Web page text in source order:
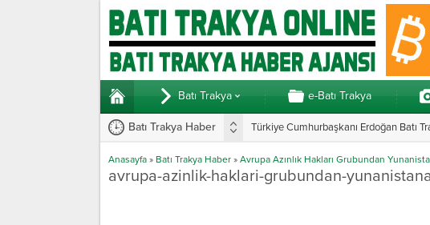
Batı Trakya e-Batı Trakya
Batı Trakya Haber Türkiye Cumhurbaşkanı Erdoğan Batı
Anasayfa » Batı Trakya Haber » Avrupa Azınlık Hakları Grubundan
avrupa-azinlik-haklari-grubundan-